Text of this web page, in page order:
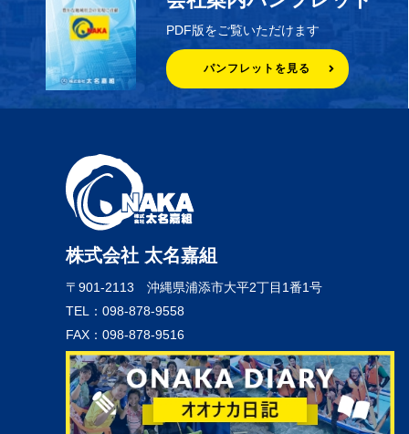
PDF版をご覧いただけます
パンフレットを見る
株式会社 太名嘉組
〒901-2113 沖縄県浦添市大平2丁目1番1号
TEL：098-878-9558
FAX：098-878-9516